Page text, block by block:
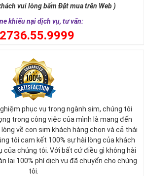
Ý nghĩa sim tứ quý 2
cân bằng, hài hòa của âm dương và đất
cho mọi việc đều thuận lợi và mang lại
sống và kinh doanh.
lòng tốt, sự ổn định và tính hai mặt của
họ có được sự lựa chọn, để đưa ra
vui lòng bấm Đặt mua trên Web )
khiếu nại dịch vụ, tư vấn:
2736.55.9999
phục vụ trong ngành sim, chúng tôi
trong công việc của mình là mang đến
về con sim khách hàng chọn và cả thái
tôi cam kết 100% sự hài lòng của khách
của chúng tôi. Với bất cứ điều gì không hài
lại 100% phí dịch vụ đã chuyển cho chúng
tôi.